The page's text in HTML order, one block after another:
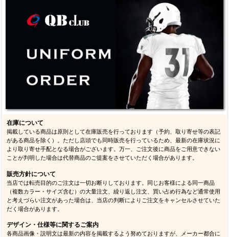
在庫について
掲載している商品は原則として在庫販売を行っております（予約、取り寄せ等の表記
がある商品を除く）。ただし店頭でも同時販売を行っているため、最新の在庫状況に
より取り寄せ手配となる場合がございます。万一、ご注文後に商品をご用意できない
ことが判明した場合は代替商品のご提案をさせていただく場合があります。
販売方針について
当店では転売目的のご注文は一切お断りしております。同じお客様による同一商品
（複数カラー・サイズ含む）の大量注文、繰り返し注文、買い占め行為など通常使用
と考えづらい注文があった場合は、当店の判断によりご注文をキャンセルさせていた
だく場合があります。
デザイン・仕様等に関するご案内
各商品画像・説明文は最新の内容を掲載するよう努めておりますが、メーカー都合に